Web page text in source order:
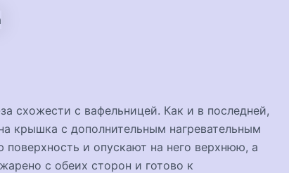
схожести с вафельницей. Как и в последней,
крышка с дополнительным нагревательным
и опускают на него верхнюю, а
с обеих сторон и готово к